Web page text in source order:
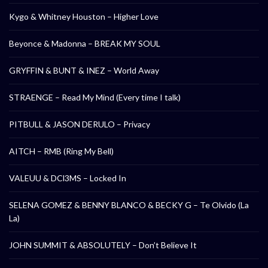
Kygo & Whitney Houston – Higher Love
Beyonce & Madonna – BREAK MY SOUL
GRYFFIN & BUNT & INEZ – World Away
STRAENGE – Read My Mind (Every time I talk)
PITBULL & JASON DERULO – Privacy
AITCH – RMB (Ring My Bell)
VALEUU & DCl3MS – Locked In
SELENA GOMEZ & BENNY BLANCO & BECKY G – Te Olvido (La
La)
JOHN SUMMIT & ABSOLUTELY – Don’t Believe It